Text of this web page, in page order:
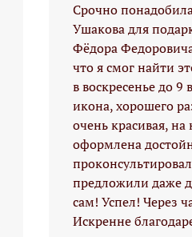
Срочно
Ушакова для
Фёдора
что я смог найти
в воскресенье до 9
икона, хорошего
очень красивая, на
оформлена
предложили даже
сам! Успел! Через
Искренне